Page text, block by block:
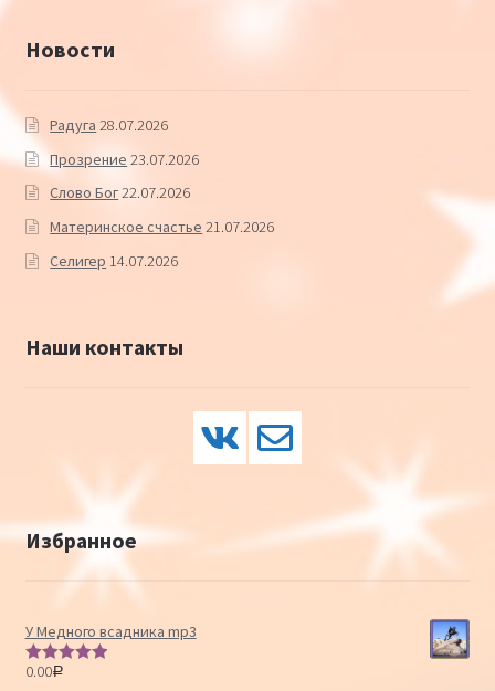
Новости
Радуга 28.07.2026
Прозрение 23.07.2026
Слово Бог22.07.2026
Материнское счастье 21.07.2026
Селигер 14.07.2026
Наши контакты
Избранное
У Медного всадника mp3
Оценка
0.00Р